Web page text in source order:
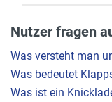
Nutzer fragen
Was versteht man
Was bedeutet
Was ist ein